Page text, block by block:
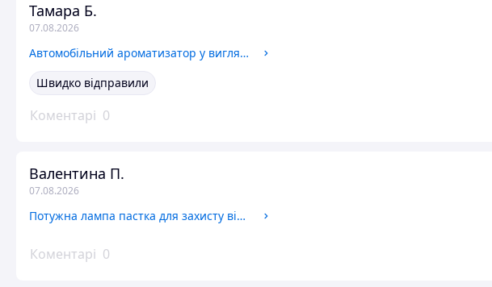
Тамара Б.
07.08.2026
Автомобільний ароматизатор у вигляді вертольоту для машини із сонячною панеллю Освіжувачі повітря для авто
Швидко відправили
Коментарі 0
Валентина П.
07.08.2026
Потужна лампа пастка для захисту від комах комарів мошок без хімії електрична Москіто-килер ламп
Коментарі 0